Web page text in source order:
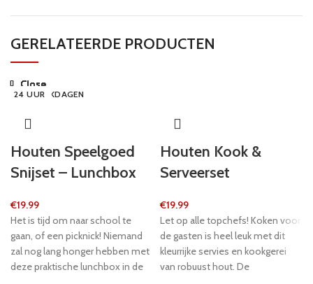
GERELATEERDE PRODUCTEN
5-8 WERKDAGEN
Close
Houten Speelgoed
Snijset – Lunchbox
€19.99
Het is tijd om naar school te
gaan, of een picknick! Niemand
zal nog lang honger hebben met
deze praktische lunchbox in de
5-8 WERKDAGEN
Close
Houten Kook &
Serveerset
€19.99
Let op alle topchefs! Koken voor
de gasten is heel leuk met dit
kleurrijke servies en kookgerei
van robuust hout. De
24 UUR
Close
24 UUR
Close
24 UUR
Close
5-8 WERKDAGEN
Close
24 UUR
Close
24 UUR
Close